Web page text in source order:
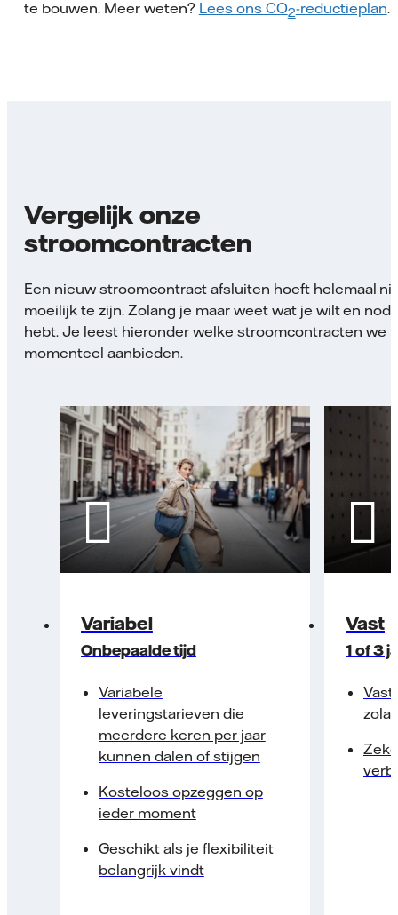
te bouwen. Meer weten? Lees ons CO2-reductieplan.
Vergelijk onze
stroomcontracten
Een nieuw stroomcontract afsluiten hoeft helemaal
moeilijk te zijn. Zolang je maar weet wat je wilt en
hebt. Je leest hieronder welke stroomcontracten we
momenteel aanbieden.
Variabel
Onbepaalde tijd
Variabele
leveringstarieven die
meerdere keren per jaar
kunnen dalen of stijgen
Kosteloos opzeggen op
ieder moment
Geschikt als je flexibiliteit
belangrijk vindt
Vast
1 of 3